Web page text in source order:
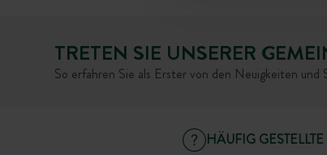
TRETEN SIE UNSERER
So erfahren Sie als Erster von den Neuigkeiten
HÄUFIG